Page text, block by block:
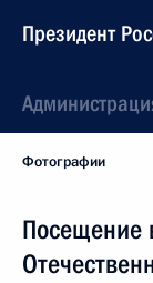
Президент
Фотографии
Посещение